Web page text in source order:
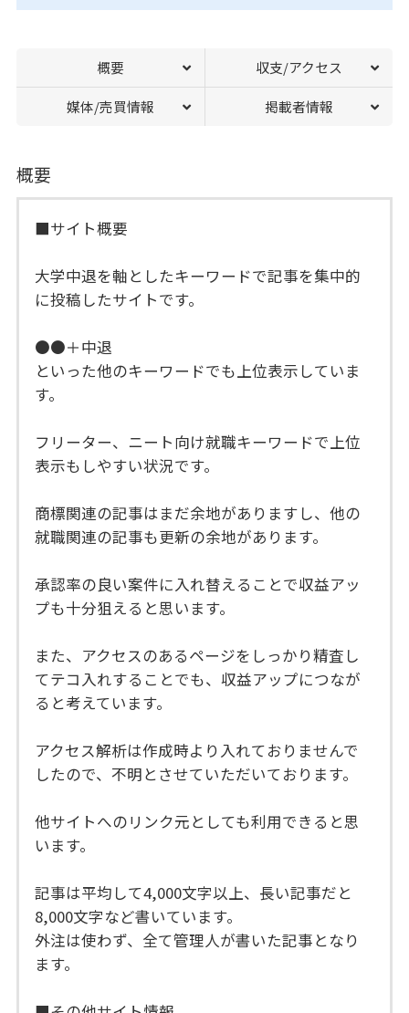
概要 収支/アクセス
媒体/売買情報 掲載者情報
概要
■サイト概要
大学中退を軸としたキーワードで記事を集中的
に投稿したサイトです。
●●＋中退
といった他のキーワードでも上位表示していま
す。
フリーター、ニート向け就職キーワードで上位
表示もしやすい状況です。
商標関連の記事はまだ余地がありますし、他の
就職関連の記事も更新の余地があります。
承認率の良い案件に入れ替えることで収益アッ
プも十分狙えると思います。
また、アクセスのあるページをしっかり精査し
てテコ入れすることでも、収益アップにつなが
ると考えています。
アクセス解析は作成時より入れておりませんで
したので、不明とさせていただいております。
他サイトへのリンク元としても利用できると思
います。
記事は平均して4,000文字以上、長い記事だと
8,000文字など書いています。
外注は使わず、全て管理人が書いた記事となり
ます。